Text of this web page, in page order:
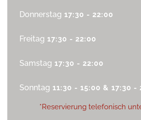
Donnerstag 17:30 - 22:00
Freitag 17:30 - 22:00
Samstag 17:30 - 22:00
Sonntag 11:30 - 15:00 & 17:30 -
*Reservierung telefonisch